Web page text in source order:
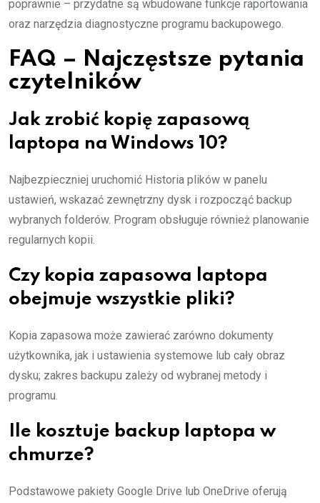
poprawnie – przydatne są wbudowane funkcje raportowania
oraz narzędzia diagnostyczne programu backupowego.
FAQ – Najczęstsze pytania
czytelników
Jak zrobić kopię zapasową
laptopa na Windows 10?
Najbezpieczniej uruchomić Historia plików w panelu
ustawień, wskazać zewnętrzny dysk i rozpocząć backup
wybranych folderów. Program obsługuje również planowanie
regularnych kopii.
Czy kopia zapasowa laptopa
obejmuje wszystkie pliki?
Kopia zapasowa może zawierać zarówno dokumenty
użytkownika, jak i ustawienia systemowe lub cały obraz
dysku; zakres backupu zależy od wybranej metody i
programu.
Ile kosztuje backup laptopa w
chmurze?
Podstawowe pakiety Google Drive lub OneDrive oferują